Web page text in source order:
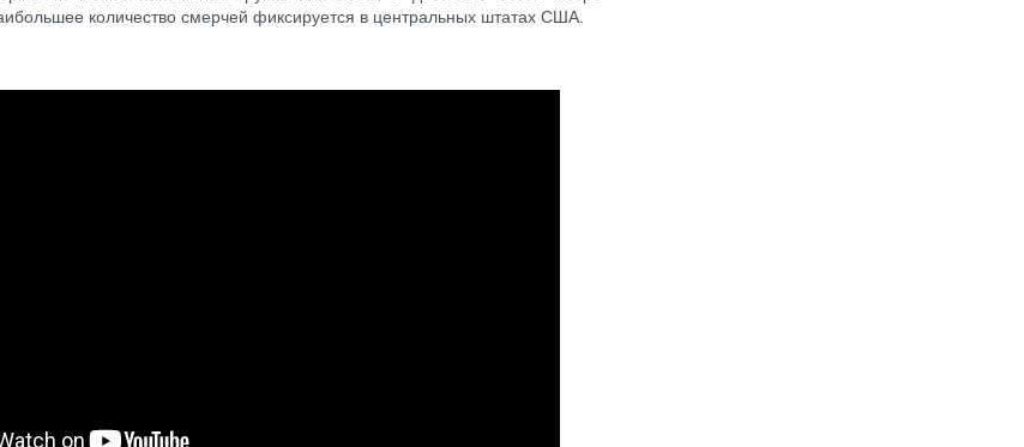
количество смерчей фиксируется в центральных штатах США.